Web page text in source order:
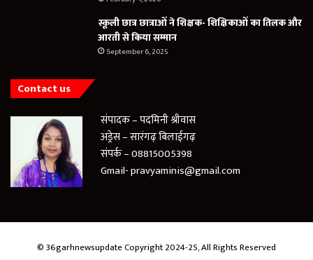
स्कूली छात्र छात्राओं ने शिक्षक- शिक्षिकाओं का तिलक और
आरती से किया सम्मान
September 6, 2025
Contact us
संपादक – पदमिनी श्रीवास
अड्रेस – सारंगढ़ बिलाईगढ़
संपर्क – 08815005398
Gmail- pravyaminis@gmail.com
© 36garhnewsupdate Copyright 2024-25, All Rights Reserved